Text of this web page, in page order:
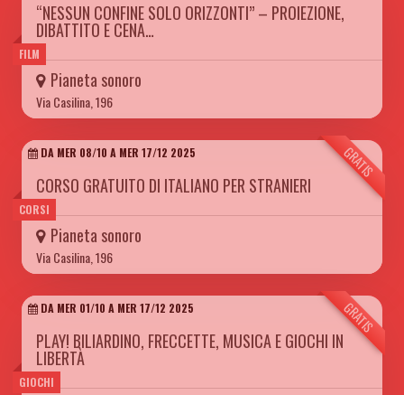
FILM
“NESSUN CONFINE SOLO ORIZZONTI” – PROIEZIONE,
DIBATTITO E CENA…
Pianeta sonoro
Via Casilina, 196
CORSI
GRATIS
DA MER 08/10 A MER 17/12 2025
CORSO GRATUITO DI ITALIANO PER STRANIERI
Pianeta sonoro
Via Casilina, 196
GIOCHI
GRATIS
DA MER 01/10 A MER 17/12 2025
PLAY! BILIARDINO, FRECCETTE, MUSICA E GIOCHI IN
LIBERTÀ